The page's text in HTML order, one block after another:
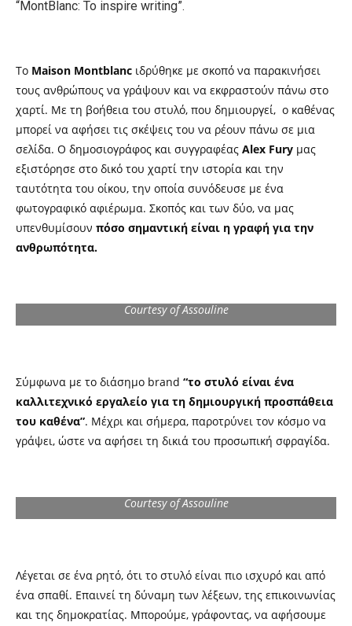
“MontBlanc: To inspire writing”.
Το Maison Montblanc ιδρύθηκε με σκοπό να παρακινήσει
τους ανθρώπους να γράψουν και να εκφραστούν πάνω στο
χαρτί. Με τη βοήθεια του στυλό, που δημιουργεί, ο καθένας
μπορεί να αφήσει τις σκέψεις του να ρέουν πάνω σε μια
σελίδα. Ο δημοσιογράφος και συγγραφέας Alex Fury μας
εξιστόρησε στο δικό του χαρτί την ιστορία και την
ταυτότητα του οίκου, την οποία συνόδευσε με ένα
φωτογραφικό αφιέρωμα. Σκοπός και των δύο, να μας
υπενθυμίσουν πόσο σημαντική είναι η γραφή για την
ανθρωπότητα.
Courtesy of Assouline
Σύμφωνα με το διάσημο brand “τo στυλό είναι ένα
καλλιτεχνικό εργαλείο για τη δημιουργική προσπάθεια
του καθένα”. Μέχρι και σήμερα, παροτρύνει τον κόσμο να
γράψει, ώστε να αφήσει τη δικιά του προσωπική σφραγίδα.
Courtesy of Assouline
Λέγεται σε ένα ρητό, ότι το στυλό είναι πιο ισχυρό και από
ένα σπαθί. Επαινεί τη δύναμη των λέξεων, της επικοινωνίας
και της δημοκρατίας. Μπορούμε, γράφοντας, να αφήσουμε